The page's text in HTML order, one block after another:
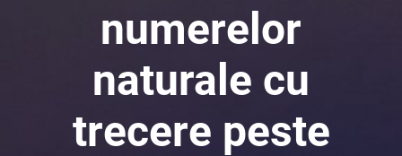
numerelor
naturale cu
trecere peste